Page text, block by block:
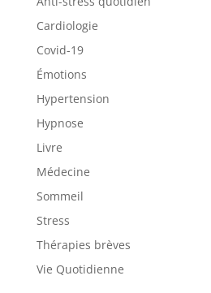
Cardiologie
Covid-19
Émotions
Hypertension
Hypnose
Livre
Médecine
Sommeil
Stress
Thérapies brèves
Vie Quotidienne